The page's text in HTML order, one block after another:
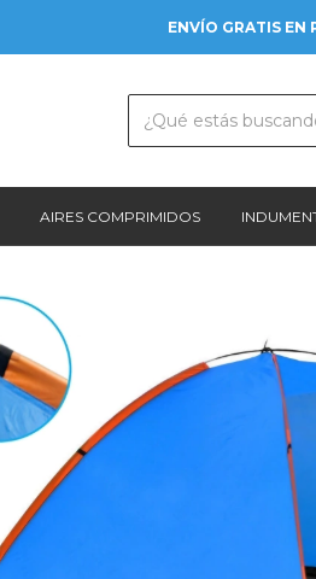
ENVÍO GRATIS EN
AIRES COMPRIMIDOS